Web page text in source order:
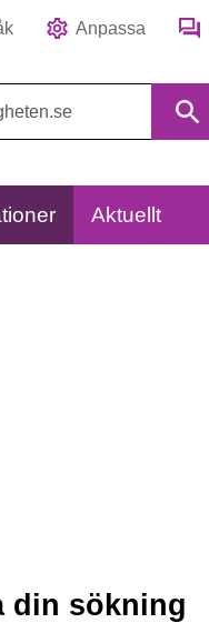
Anpassa
Aktuellt
din sökning